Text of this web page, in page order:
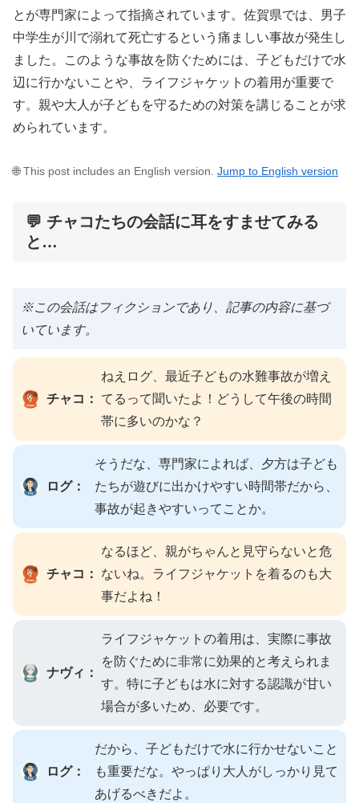
とが専門家によって指摘されています。佐賀県では、男子
中学生が川で溺れて死亡するという痛ましい事故が発生し
ました。このような事故を防ぐためには、子どもだけで水
辺に行かないことや、ライフジャケットの着用が重要で
す。親や大人が子どもを守るための対策を講じることが求
められています。
🌐 This post includes an English version. Jump to English version
💬 チャコたちの会話に耳をすませてみる
と…
※この会話はフィクションであり、記事の内容に基づ
いています。
チャコ：
ねえログ、最近子どもの水難事故が増え
てるって聞いたよ！どうして午後の時間
帯に多いのかな？
ログ：
そうだな、専門家によれば、夕方は子ども
たちが遊びに出かけやすい時間帯だから、
事故が起きやすいってことか。
チャコ：
なるほど、親がちゃんと見守らないと危
ないね。ライフジャケットを着るのも大
事だよね！
ナヴィ：
ライフジャケットの着用は、実際に事故
を防ぐために非常に効果的と考えられま
す。特に子どもは水に対する認識が甘い
場合が多いため、必要です。
ログ：
だから、子どもだけで水に行かせないこと
も重要だな。やっぱり大人がしっかり見て
あげるべきだよ。